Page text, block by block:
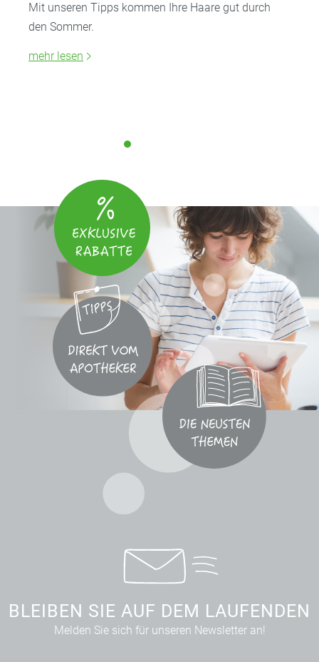
Mit unseren Tipps kommen Ihre Haare gut durch
den Sommer.
mehr lesen
BLEIBEN SIE AUF DEM LAUFENDEN
Melden Sie sich für unseren Newsletter an!